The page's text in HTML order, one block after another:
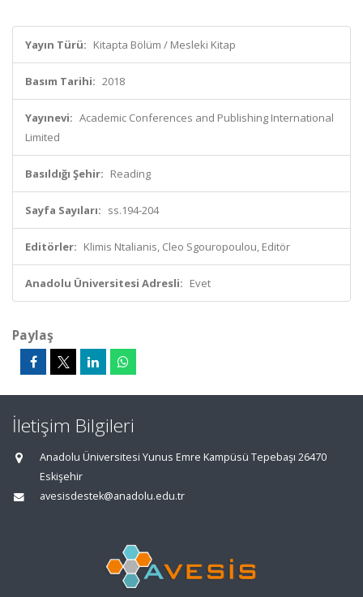
Yayın Türü: Kitapta Bölüm / Mesleki Kitap
Basım Tarihi: 2018
Yayınevi: Academic Conferences and Publishing International
Limited
Basıldığı Şehir: Reading
Sayfa Sayıları: ss.194-204
Editörler: Klimis Ntalianis, Cleo Sgouropoulou, Editör
Anadolu Üniversitesi Adresli: Evet
Paylaş
İletişim Bilgileri
Anadolu Üniversitesi Yunus Emre Kampüsü Tepebaşı 26470
Eskişehir
avesisdestek@anadolu.edu.tr